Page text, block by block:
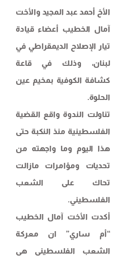
الأخ أحمد عبد المجيد والأخت
آمال الخطيب أعضاء قيادة
تيار الإصلاح الديمقراطي في
لبنان، وذلك في قاعة
كشافة الكوفية بمخيم عين
الحلوة.
تناولت الندوة واقع القضية
الفلسطينية منذ النكبة حتى
هذا اليوم وما واجهته من
تحديات ومؤامرات مازالت
تحاك على الشعب
الفلسطيني.
أكدت الأخت آمال الخطيب
“أم ساري” ان معركة
الشعب الفلسطيني هي